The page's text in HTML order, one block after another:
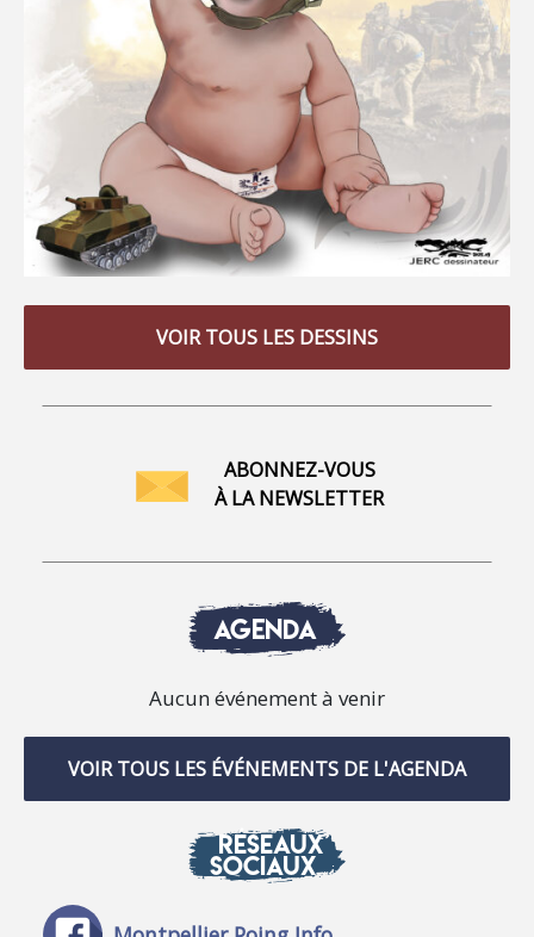
VOIR TOUS LES DESSINS
ABONNEZ-VOUS
À LA NEWSLETTER
AGENDA
Aucun événement à venir
VOIR TOUS LES ÉVÉNEMENTS DE L'AGENDA
RÉSEAUX
SOCIAUX